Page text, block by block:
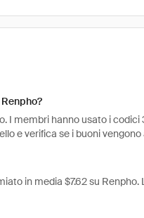
I membri hanno usato i
e verifica se i buoni
in media $7.62 su